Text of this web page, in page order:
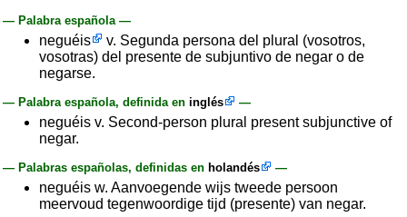
— Palabra española —
neguéis
v. Segunda persona del plural (vosotros,
vosotras) del presente de subjuntivo de negar o de
negarse.
— Palabra española, definida en inglés —
neguéis v. Second-person plural present subjunctive of
negar.
— Palabras españolas, definidas en holandés —
neguéis w. Aanvoegende wijs tweede persoon
meervoud tegenwoordige tijd (presente) van negar.